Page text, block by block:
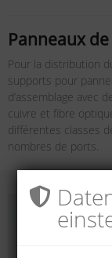
Panneaux
Pour la distribution
supports pour
d’assemblage avec
cuivre et fibre
différentes classes
nombres de ports.